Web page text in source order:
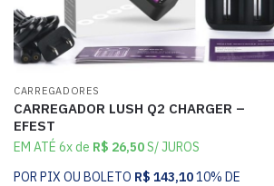
CARREGADORES
CARREGADOR LUSH Q2 CHARGER –
EFEST
EM ATÉ 6x de R$ 26,50S/ JUROS
POR PIX OU BOLETO R$ 143,1010% DE